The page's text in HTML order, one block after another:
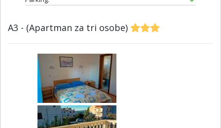
A3 - (Apartman za tri osobe)